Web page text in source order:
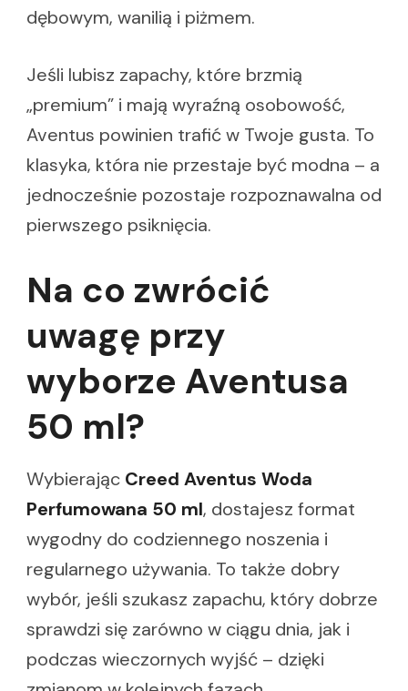
dębowym, wanilią i piżmem.
Jeśli lubisz zapachy, które brzmią
„premium” i mają wyraźną osobowość,
Aventus powinien trafić w Twoje gusta. To
klasyka, która nie przestaje być modna – a
jednocześnie pozostaje rozpoznawalna od
pierwszego psiknięcia.
Na co zwrócić
uwagę przy
wyborze Aventusa
50 ml?
Wybierając Creed Aventus Woda
Perfumowana 50 ml, dostajesz format
wygodny do codziennego noszenia i
regularnego używania. To także dobry
wybór, jeśli szukasz zapachu, który dobrze
sprawdzi się zarówno w ciągu dnia, jak i
podczas wieczornych wyjść – dzięki